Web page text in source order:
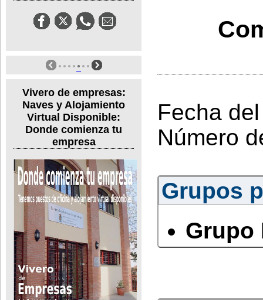
Vivero de empresas:
Naves y Alojamiento
Virtual Disponible:
Donde comienza tu
empresa
Fecha
Número
Grupos
Grupo